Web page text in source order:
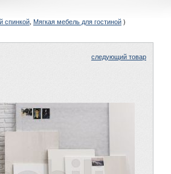
спинкой, Мягкая мебель для гостиной)
следующий товар